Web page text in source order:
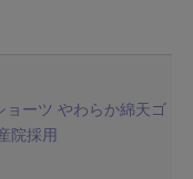
ョーツ やわらか綿天ゴ
院採用